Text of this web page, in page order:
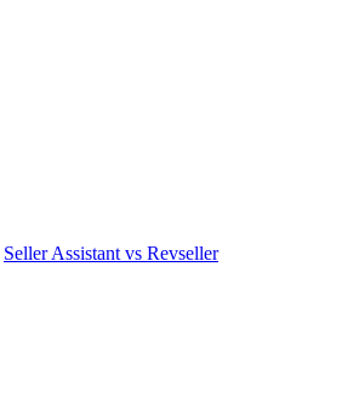
Seller Assistant vs Revseller